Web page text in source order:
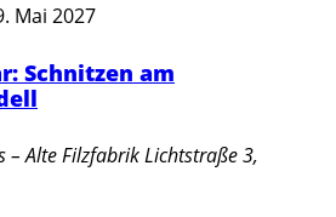
Mai 2027
Schnitzen am
– Alte FilzfabrikLichtstraße 3,